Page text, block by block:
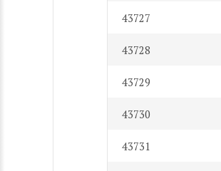
43727
43728
43729
43730
43731